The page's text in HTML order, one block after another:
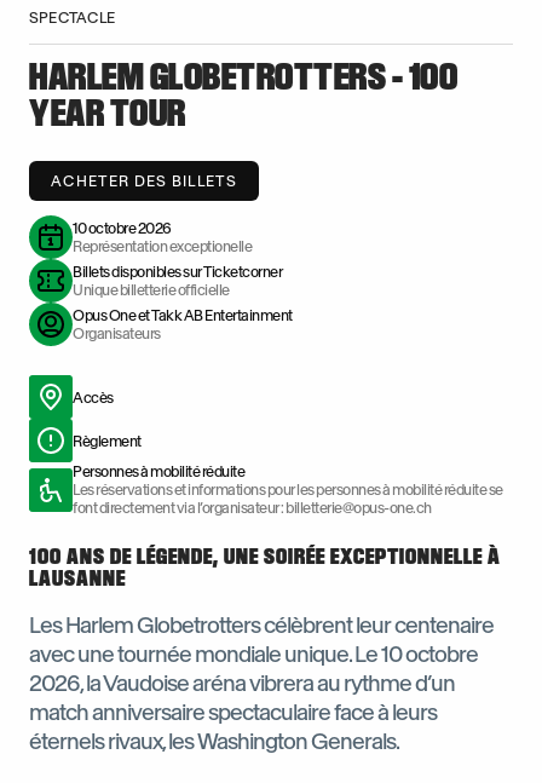
SPECTACLE
HARLEM GLOBETROTTERS - 100
YEAR TOUR
ACHETER DES BILLETS
10 octobre 2026
Représentation exceptionelle
Billets disponibles sur Ticketcorner
Unique billetterie officielle
Opus One et Takk AB Entertainment
Organisateurs
Accès
Règlement
Personnes à mobilité réduite
Les réservations et informations pour les personnes à mobilité réduite se
font directement via l’organisateur : billetterie@opus-one.ch
100 ANS DE LÉGENDE, UNE SOIRÉE EXCEPTIONNELLE À
LAUSANNE
Les Harlem Globetrotters célèbrent leur centenaire
avec une tournée mondiale unique. Le 10 octobre
2026, la Vaudoise aréna vibrera au rythme d’un
match anniversaire spectaculaire face à leurs
éternels rivaux, les Washington Generals.